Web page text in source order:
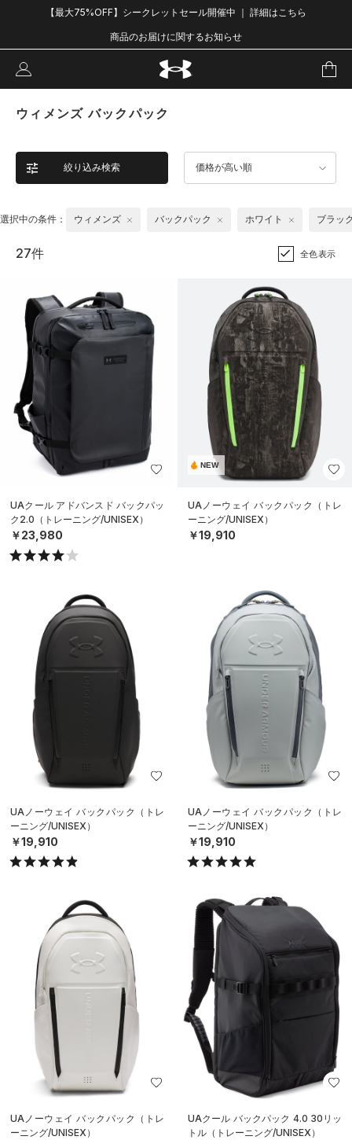
【最大75%OFF】シークレットセール開催中 ｜ 詳細はこちら
商品のお届けに関するお知らせ
ウィメンズ バックパック
絞り込み検索 価格が高い順
選択中の条件： ウィメンズ バックパック ホワイト ブラッ
27件 全色表示
UAクール アドバンスド バックパッ
ク2.0（トレーニング/UNISEX）
￥23,980
NEW
UAノーウェイ バックパック（トレ
ーニング/UNISEX）
￥19,910
UAノーウェイ バックパック（トレ
ーニング/UNISEX）
￥19,910
UAノーウェイ バックパック（トレ
ーニング/UNISEX）
￥19,910
UAノーウェイ バックパック（トレ
ーニング/UNISEX）
UAクール バックパック 4.0 30リッ
トル（トレーニング/UNISEX）